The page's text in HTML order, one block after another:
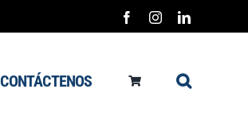
FacebookInstagramLinkedIn
CONTÁCTENOS